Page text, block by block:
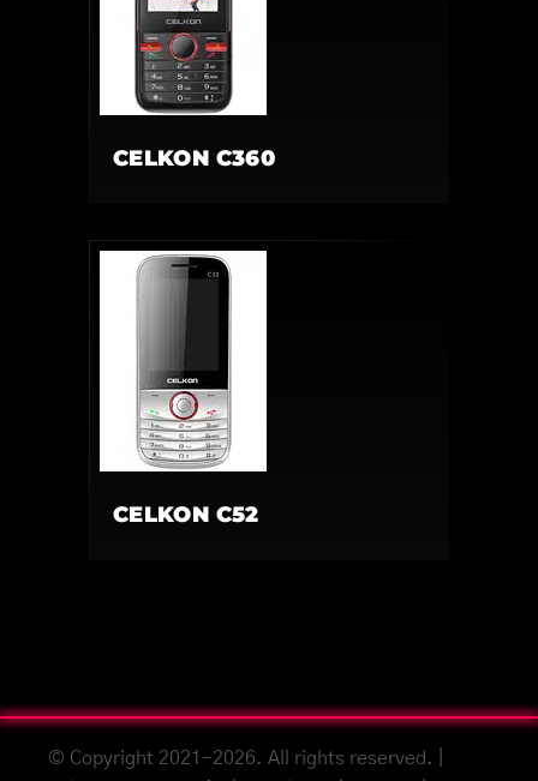
CELKON C360
CELKON C52
© Copyright 2021-2026. All rights reserved. |